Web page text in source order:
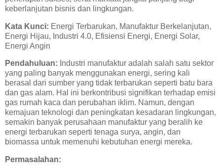
keberlanjutan bisnis dan lingkungan.
Kata Kunci: Energi Terbarukan, Manufaktur Berkelanjutan,
Energi Hijau, Industri 4.0, Efisiensi Energi, Energi Solar,
Energi Angin
Pendahuluan: Industri manufaktur adalah salah satu sektor
yang paling banyak menggunakan energi, sering kali
berasal dari sumber yang tidak terbarukan seperti batu bara
dan gas alam. Hal ini berkontribusi signifikan terhadap emisi
gas rumah kaca dan perubahan iklim. Namun, dengan
kemajuan teknologi dan peningkatan kesadaran lingkungan,
semakin banyak perusahaan manufaktur yang beralih ke
energi terbarukan seperti tenaga surya, angin, dan
biomassa untuk memenuhi kebutuhan energi mereka.
Permasalahan: